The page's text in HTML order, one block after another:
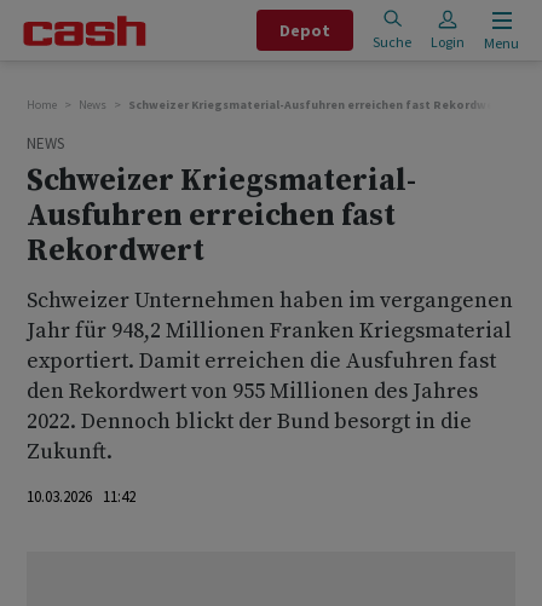
Depot
Suche Login Menu
Home News Schweizer Kriegsmaterial-Ausfuhren erreichen fast Rekordwert
NEWS
Schweizer Kriegsmaterial-
Ausfuhren erreichen fast
Rekordwert
Schweizer Unternehmen haben im vergangenen
Jahr für 948,2 Millionen Franken Kriegsmaterial
exportiert. Damit erreichen die Ausfuhren fast
den Rekordwert von 955 Millionen des Jahres
2022. Dennoch blickt der Bund besorgt in die
Zukunft.
10.03.2026 11:42